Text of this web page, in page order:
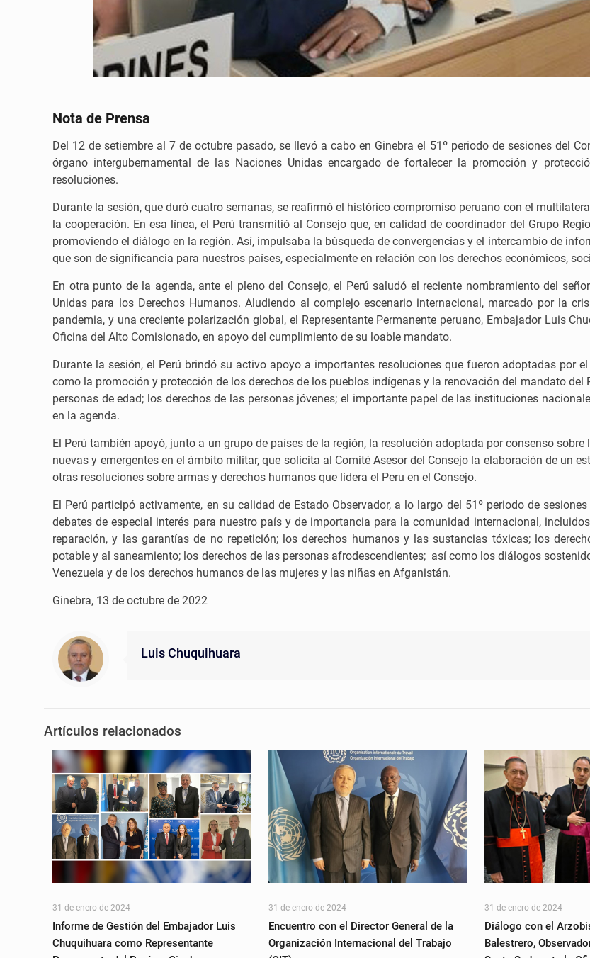
Nota de Prensa
Del 12 de setiembre al 7 de octubre pasado, se llevó a cabo en Ginebra el 51º periodo de sesiones del
órgano intergubernamental de las Naciones Unidas encargado de fortalecer la promoción y
resoluciones.
Durante la sesión, que duró cuatro semanas, se reafirmó el histórico compromiso peruano con el
la cooperación. En esa línea, el Perú transmitió al Consejo que, en calidad de coordinador del Grupo
promoviendo el diálogo en la región. Así, impulsaba la búsqueda de convergencias y el intercambio de
que son de significancia para nuestros países, especialmente en relación con los derechos económicos,
En otra punto de la agenda, ante el pleno del Consejo, el Perú saludó el reciente nombramiento del
Unidas para los Derechos Humanos. Aludiendo al complejo escenario internacional, marcado por la
pandemia, y una creciente polarización global, el Representante Permanente peruano, Embajador Luis
Oficina del Alto Comisionado, en apoyo del cumplimiento de su loable mandato.
Durante la sesión, el Perú brindó su activo apoyo a importantes resoluciones que fueron adoptadas por
como la promoción y protección de los derechos de los pueblos indígenas y la renovación del mandato del
personas de edad; los derechos de las personas jóvenes; el importante papel de las instituciones
en la agenda.
El Perú también apoyó, junto a un grupo de países de la región, la resolución adoptada por consenso
nuevas y emergentes en el ámbito militar, que solicita al Comité Asesor del Consejo la elaboración de un
otras resoluciones sobre armas y derechos humanos que lidera el Peru en el Consejo.
El Perú participó activamente, en su calidad de Estado Observador, a lo largo del 51º periodo de
debates de especial interés para nuestro país y de importancia para la comunidad internacional,
reparación, y las garantías de no repetición; los derechos humanos y las sustancias tóxicas; los
potable y al saneamiento; los derechos de las personas afrodescendientes; así como los diálogos
Venezuela y de los derechos humanos de las mujeres y las niñas en Afganistán.
Ginebra, 13 de octubre de 2022
Luis Chuquihuara
Artículos relacionados
31 de enero de 2024
Informe de Gestión del Embajador Luis
Chuquihuara como Representante
31 de enero de 2024
Encuentro con el Director General de la
Organización Internacional del Trabajo
31 de enero de 2024
Diálogo con el
Balestrero,